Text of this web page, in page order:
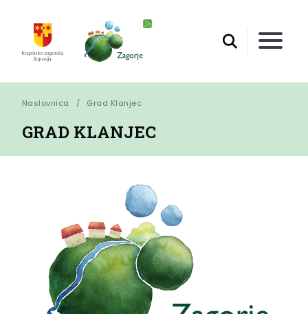
Naslovnica Grad Klanjec
GRAD KLANJEC